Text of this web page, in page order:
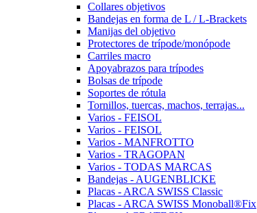
Collares objetivos
Bandejas en forma de L / L-Brackets
Manijas del objetivo
Protectores de trípode/monópode
Carriles macro
Apoyabrazos para trípodes
Bolsas de trípode
Soportes de rótula
Tornillos, tuercas, machos, terrajas...
Varios - FEISOL
Varios - FEISOL
Varios - MANFROTTO
Varios - TRAGOPAN
Varios - TODAS MARCAS
Bandejas - AUGENBLICKE
Placas - ARCA SWISS Classic
Placas - ARCA SWISS Monoball®Fix